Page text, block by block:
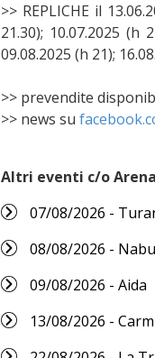
>> REPLICHE il
21.30); 10.07.2025 (h
09.08.2025 (h 21);
>> prevendite
>> news su
Altri eventi c/o
07/08/2026 -
08/08/2026 -
09/08/2026 - Aida
13/08/2026 -